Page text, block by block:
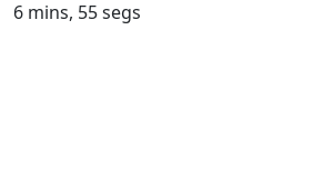
6 mins, 55 segs